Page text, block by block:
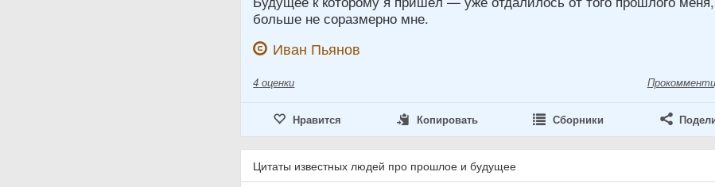
больше не соразмерно мне.
Иван Пьянов
4 оценки
Нравится Копировать Сборники
Цитаты известных людей про прошлое и будущее